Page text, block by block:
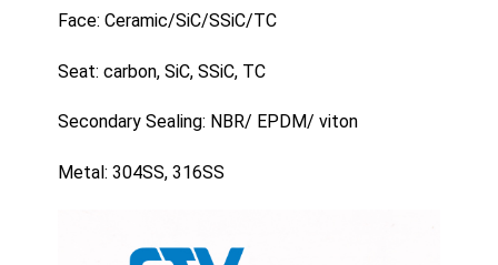
Face: Ceramic/SiC/SSiC/TC
Seat: carbon, SiC, SSiC, TC
Secondary Sealing: NBR/ EPDM/ viton
Metal: 304SS, 316SS